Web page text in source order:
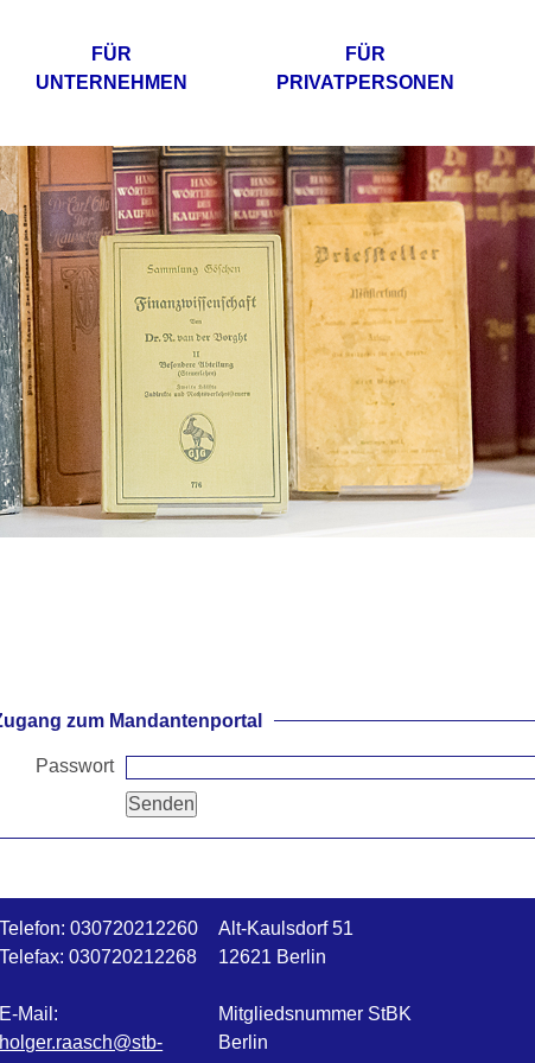
FÜR
UNTERNEHMEN
FÜR
PRIVATPERSONEN
zum Mandantenportal
Passwort
Telefon:030720212260
Telefax:030720212268
E-Mail:
holger.raasch@stb-
Alt-Kaulsdorf 51
12621 Berlin
Mitgliedsnummer StBK
Berlin